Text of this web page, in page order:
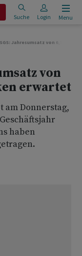
Suche Login Menu
Jahresumsatz von 6,72
von
erwartet
am Donnerstag,
haben